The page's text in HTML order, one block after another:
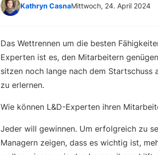
Kathryn CasnaMittwoch, 24. April 2024
Das Wettrennen um die besten
Experten ist es, den Mitarbeitern
sitzen noch lange nach dem Startschuss
zu erlernen.
Wie können L&D-Experten ihren
Jeder will gewinnen. Um erfolgreich zu
Managern zeigen, dass es wichtig ist,